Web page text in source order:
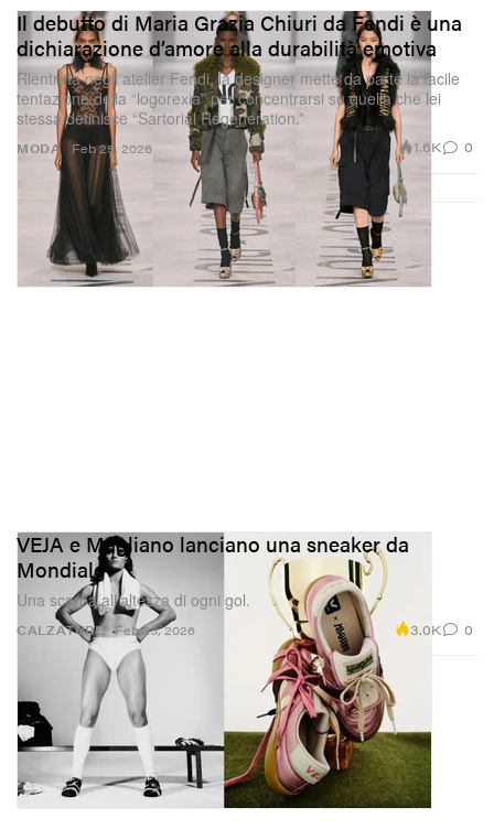
MODA
Il debutto di Maria Grazia Chiuri da Fendi è una
dichiarazione d’amore alla durabilità emotiva
Rientrata negli atelier Fendi, la designer mette da parte la facile
tentazione della “logorexia” per concentrarsi su quella che lei
stessa definisce “Sartorial Regeneration.”
Feb 25, 2026 1.6K 0
CALZATURE
VEJA e Magliano lanciano una sneaker da
Mondiale
Una scarpa all’altezza di ogni gol.
Feb 25, 2026 3.0K 0